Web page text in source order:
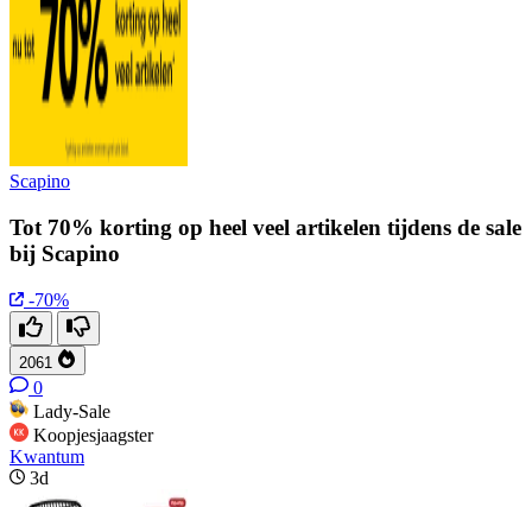
Scapino
Tot 70% korting op heel veel artikelen tijdens de sale
bij Scapino
-70%
2061
0
Lady-Sale
Koopjesjaagster
Kwantum
3d